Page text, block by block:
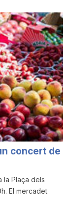
concert de
la Plaça dels
El mercadet